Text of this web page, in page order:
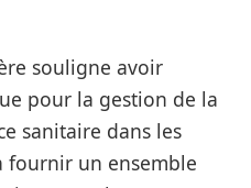
souligne avoir
pour la gestion de la
sanitaire dans les
fournir un ensemble